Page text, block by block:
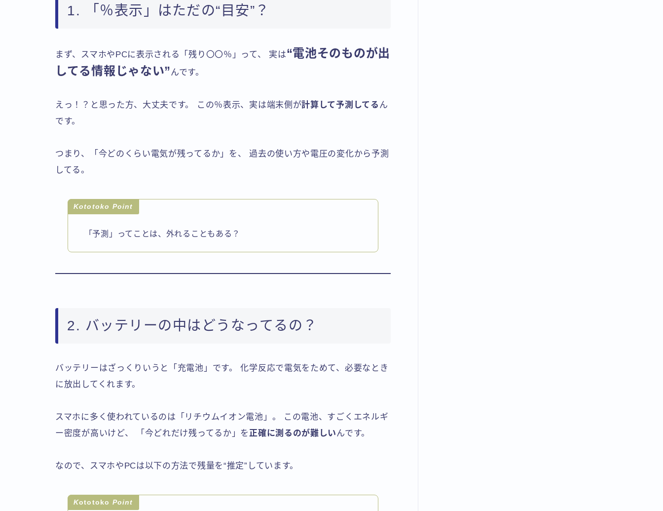
1. 「％表示」はただの“目安”？
まず、スマホやPCに表示される「残り〇〇％」って、 実は“電池そのものが出
してる情報じゃない”んです。
えっ！？と思った方、大丈夫です。 この％表示、実は端末側が計算して予測してる ん
です。
つまり、「今どのくらい電気が残ってるか」を、 過去の使い方や電圧の変化から予測
してる。
Kototoko Point
「予測」ってことは、外れることもある？
2. バッテリーの中はどうなってるの？
バッテリーはざっくりいうと「充電池」です。 化学反応で電気をためて、必要なとき
に放出してくれます。
スマホに多く使われているのは「リチウムイオン電池」。 この電池、すごくエネルギ
ー密度が高いけど、 「今どれだけ残ってるか」を正確に測るのが難しいんです。
なので、スマホやPCは以下の方法で残量を“推定”しています。
Kototoko Point